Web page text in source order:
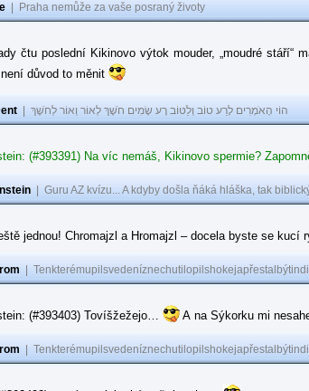
Praha nemůže za vaše posraný životy
čtu poslední Kikinovo výtok mouder, „moudré
důvod to měnit
הוֹי הָאֹמְרִים לָרַע טוֹב וְלַטּוֹב רָע שָׂמִים חֹשֶׁךְ לְאוֹר וְאוֹר לְחֹשֶׁךְ
(#393391) Na víc nemáš, Kikinovo spermie?
Guru AZ kvízu... A kdyby došla ňáká hláška, tak
jednou! Chromajzl a Hromajzl – docela byste se kucí
(#393403) Tovíšžežejo… A na Sýkorku mi